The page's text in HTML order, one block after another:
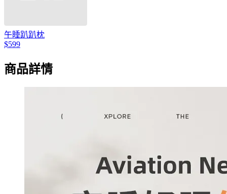
午睡趴趴枕
$599
商品詳情